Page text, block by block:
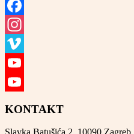
Facebook
Instagram
Vimeo
YouTube
KONTAKT